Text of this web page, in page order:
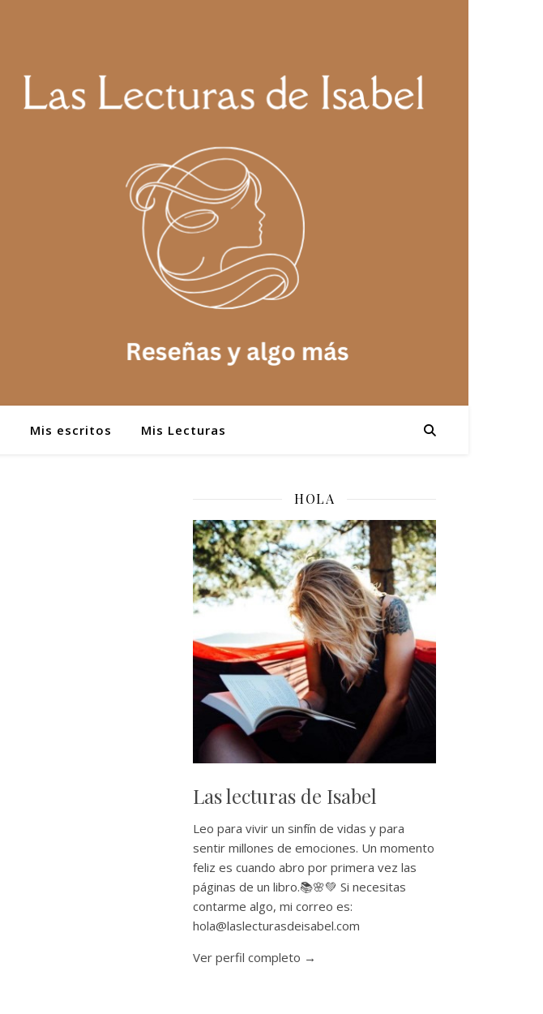
Mis escritos Mis Lecturas
HOLA
Las lecturas de Isabel
Leo para vivir un sinfín de vidas y para
sentir millones de emociones. Un momento
feliz es cuando abro por primera vez las
páginas de un libro.📚🌸💚 Si necesitas
contarme algo, mi correo es:
hola@laslecturasdeisabel.com
Ver perfil completo →